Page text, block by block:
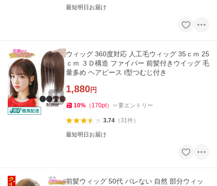
最短明日お届け
ウィッグ 360度対応 人工毛ウィッグ 35ｃｍ 25
ｃｍ ３Ｄ構造 ファイバー 前髪付きウイッグ 毛
量多め ヘアピース I型つむじ付き
1,880円
10% （ 170pt） 要エントリー
3.74（31件）
最短明日お届け
前髪ウィッグ 50代 バレない 自然 部分ウィッ